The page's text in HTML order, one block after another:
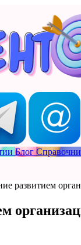
Блог
развитием